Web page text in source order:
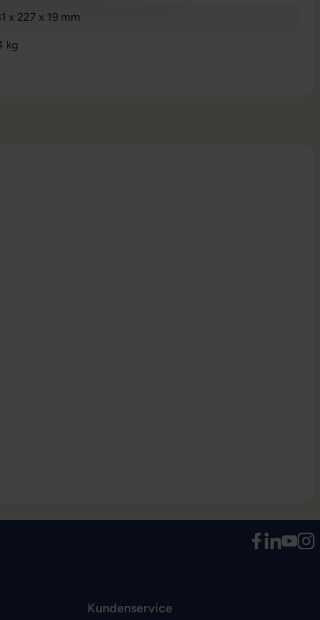
x 227 x 19 mm
kg
Kundenservice